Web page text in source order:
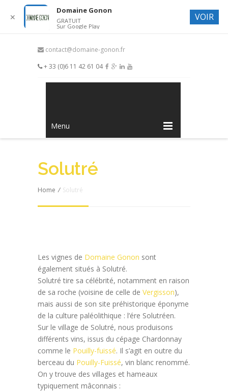
contact@domaine-gonon.fr
+ 33 (0)6 11 42 61 04
Menu
Solutré
Home / Solutré
Les vignes de Domaine Gonon sont
également situés à Solutré.
Solutré tire sa célébrité, notamment en raison
de sa roche (voisine de celle de Vergisson),
mais aussi de son site préhistorique éponyme
de la culture paléolithique : l’ére Solutréen.
Sur le village de Solutré, nous produisons
différents vins, issus du cépage Chardonnay
comme le Pouilly-fuissé. Il s’agit en outre du
berceau du Pouilly-Fuissé, vin blanc renommé.
On y trouve des villages et hameaux
typiquement mâconnais :
✕
Domaine Gonon
GRATUIT
Sur Google Play
VOIR